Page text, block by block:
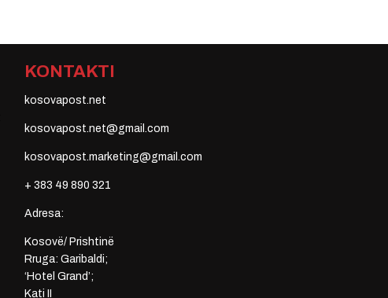
KONTAKTI
kosovapost.net
kosovapost.net@gmail.com
kosovapost.marketing@gmail.com
+ 383 49 890 321
Adresa:
Kosovë/ Prishtinë
Rruga: Garibaldi;
‘Hotel Grand’;
Kati II